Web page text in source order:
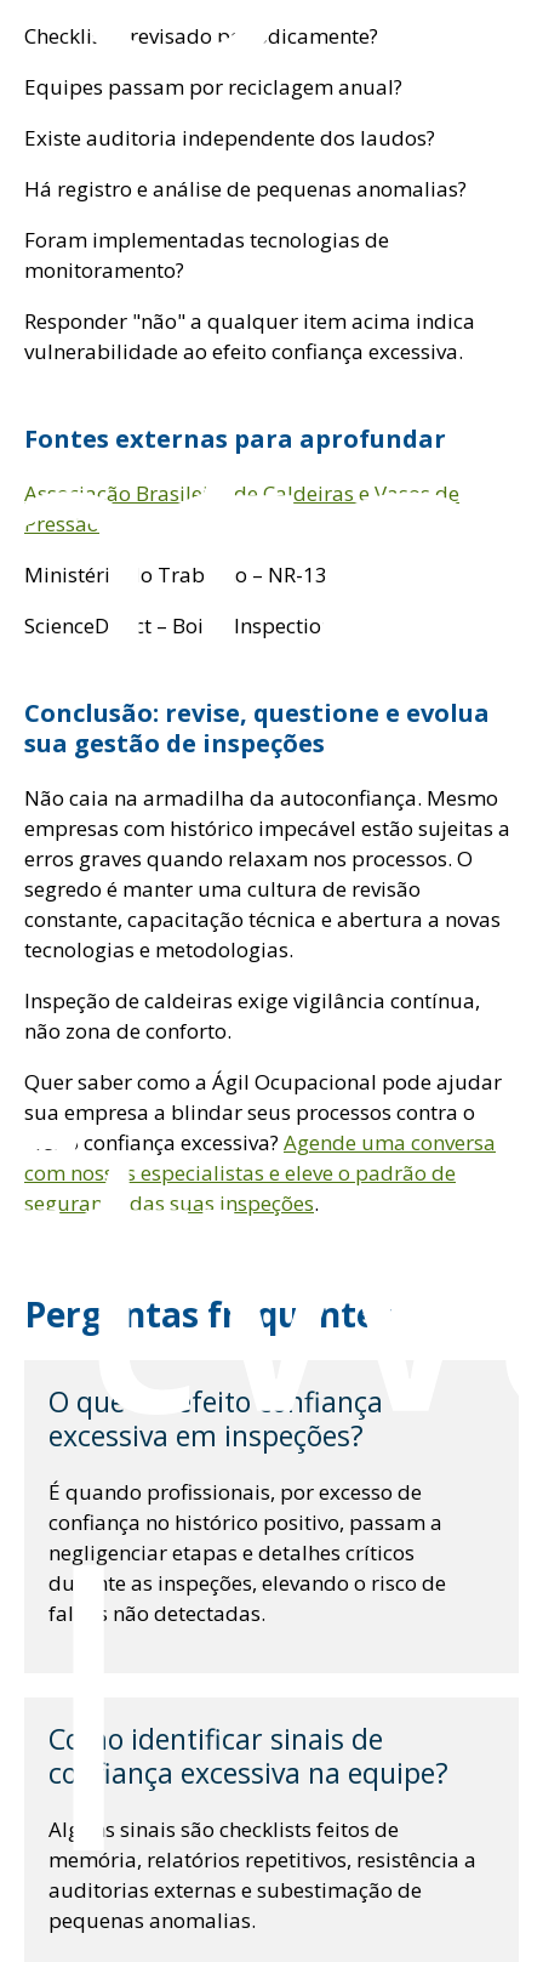
Checklist é revisado periodicamente?
Equipes passam por reciclagem anual?
Existe auditoria independente dos laudos?
Há registro e análise de pequenas anomalias?
Foram implementadas tecnologias de
monitoramento?
Responder "não" a qualquer item acima indica
vulnerabilidade ao efeito confiança excessiva.
Fontes externas para aprofundar
Associação Brasileira de Caldeiras e Vasos de
Pressão
Ministério do Trabalho – NR-13
ScienceDirect – Boiler Inspection
Conclusão: revise, questione e evolua
sua gestão de inspeções
Não caia na armadilha da autoconfiança. Mesmo
empresas com histórico impecável estão sujeitas a
erros graves quando relaxam nos processos. O
segredo é manter uma cultura de revisão
constante, capacitação técnica e abertura a novas
tecnologias e metodologias.
Inspeção de caldeiras exige vigilância contínua,
não zona de conforto.
Quer saber como a Ágil Ocupacional pode ajudar
sua empresa a blindar seus processos contra o
efeito confiança excessiva? Agende uma conversa
com nossos especialistas e eleve o padrão de
segurança das suas inspeções.
Perguntas frequentes
O que é o efeito confiança
excessiva em inspeções?
É quando profissionais, por excesso de
confiança no histórico positivo, passam a
negligenciar etapas e detalhes críticos
durante as inspeções, elevando o risco de
falhas não detectadas.
Como identificar sinais de
confiança excessiva na equipe?
Alguns sinais são checklists feitos de
memória, relatórios repetitivos, resistência a
auditorias externas e subestimação de
pequenas anomalias.